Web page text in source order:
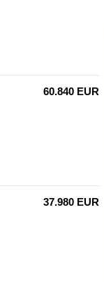
60.840 EUR
37.980 EUR